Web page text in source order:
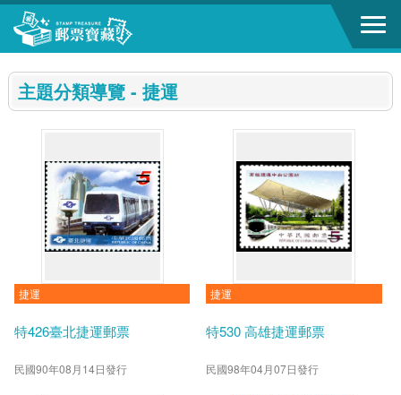
跳到主要內容區塊
主題分類導覽 - 捷運
捷運
特426臺北捷運郵票
民國90年08月14日發行
捷運
特530 高雄捷運郵票
民國98年04月07日發行